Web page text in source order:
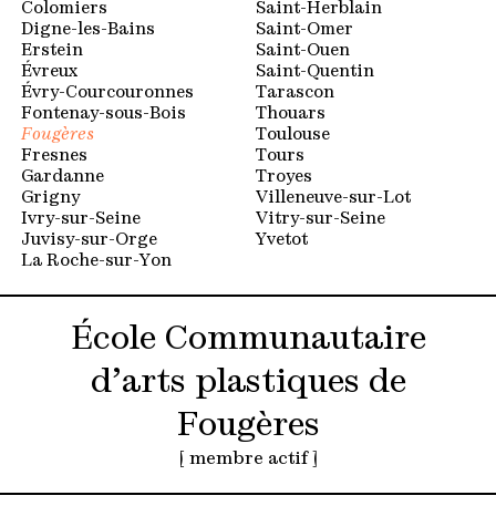
Colomiers
Digne-les-Bains
Erstein
Évreux
Évry-Courcouronnes
Fontenay-sous-Bois
Fougères
Fresnes
Gardanne
Grigny
Ivry-sur-Seine
Juvisy-sur-Orge
La Roche-sur-Yon
Saint-Herblain
Saint-Omer
Saint-Ouen
Saint-Quentin
Tarascon
Thouars
Toulouse
Tours
Troyes
Villeneuve-sur-Lot
Vitry-sur-Seine
Yvetot
École Communautaire
d’arts plastiques de
Fougères
[ membre actif ]